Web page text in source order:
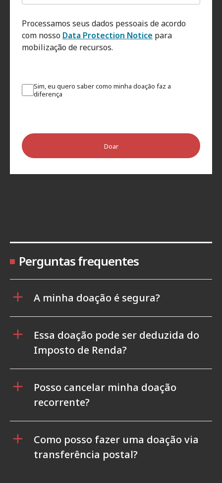
Processamos seus dados pessoais de acordo
com nosso Data Protection Notice para
mobilização de recursos.
Sim, eu quero saber como minha doação faz a
diferença
Doar
Perguntas frequentes
A minha doação é segura?
Essa doação pode ser deduzida do
Imposto de Renda?
Posso cancelar minha doação
recorrente?
Como posso fazer uma doação via
transferência postal?